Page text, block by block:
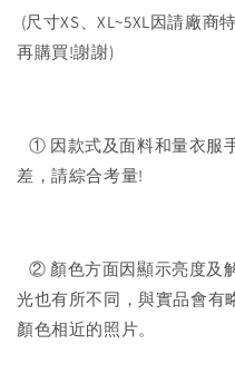
(尺寸XS、XL~5XL因請廠
再購買!謝謝)
① 因款式及面料和量衣服
差，請綜合考量!
② 顏色方面因顯示亮度及
光也有所不同，與實品會有
顏色相近的照片。